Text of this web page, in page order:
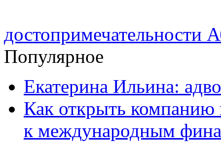
достопримечательности
Популярное
Екатерина Ильина:
Как открыть компанию
к международным